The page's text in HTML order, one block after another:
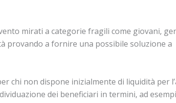
mirati a categorie fragili come giovani,
provando a fornire una possibile soluzione a
chi non dispone inizialmente di liquidità per
dei beneficiari in termini, ad